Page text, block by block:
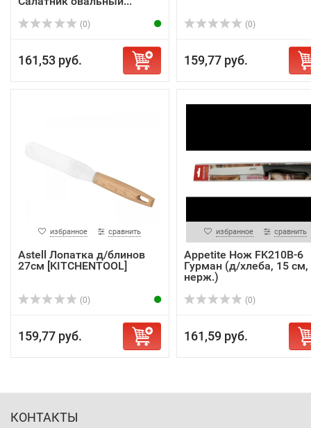
(0)
161,53 руб.
(0)
159,77 руб.
избранное сравнить
Astell Лопатка д/блинов
27см [KITCHENTOOL]
(0)
159,77 руб.
избранное сравнить
Appetite Нож FK210B-6
Гурман (д/хлеба, 15 см,
нерж.)
(0)
161,59 руб.
КОНТАКТЫ